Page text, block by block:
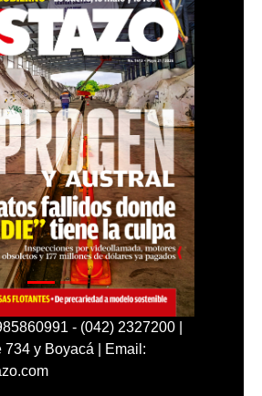
- (042) 2327200 |
734 y Boyacá | Email: